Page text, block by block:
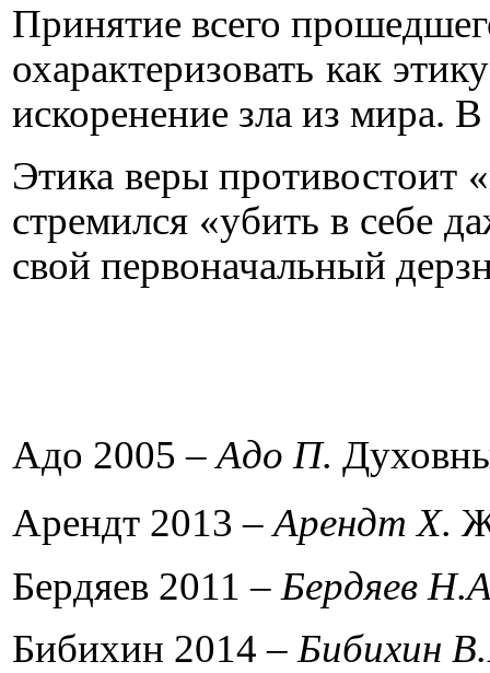
Принятие всего
охарактеризовать как
искоренение зла из мира.
Этика веры противостоит
стремился «убить в себе
свой первоначальный
Адо 2005 –Адо П.
Арендт 2013 –Арендт Х.
Бердяев 2011– Бердяев
Бибихин 2014 –Бибихин